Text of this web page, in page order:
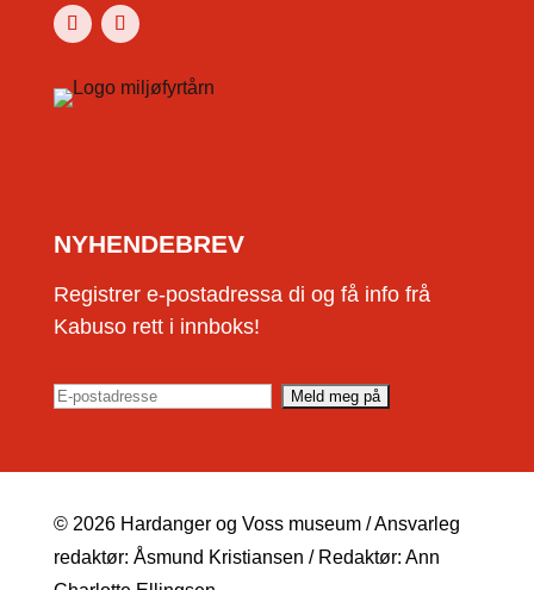
NYHENDEBREV
Registrer e-postadressa di og få info frå
Kabuso rett i innboks!
© 2026 Hardanger og Voss museum / Ansvarleg
redaktør: Åsmund Kristiansen / Redaktør: Ann